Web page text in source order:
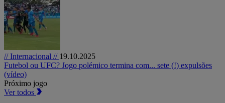
// Internacional // 19.10.2025
Futebol ou UFC? Jogo polémico termina com... sete (!) expulsões
(vídeo)
Próximo jogo
Ver todos